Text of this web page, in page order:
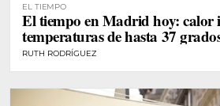
EL TIEMPO
El tiempo en Madrid hoy: calor
temperaturas de hasta 37
RUTH RODRÍGUEZ